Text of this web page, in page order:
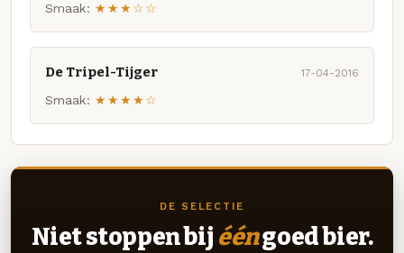
Smaak: ★★★☆☆
De Tripel-Tijger 17-04-2016
Smaak: ★★★★☆
DE SELECTIE
Niet stoppen bij ééngoed bier.